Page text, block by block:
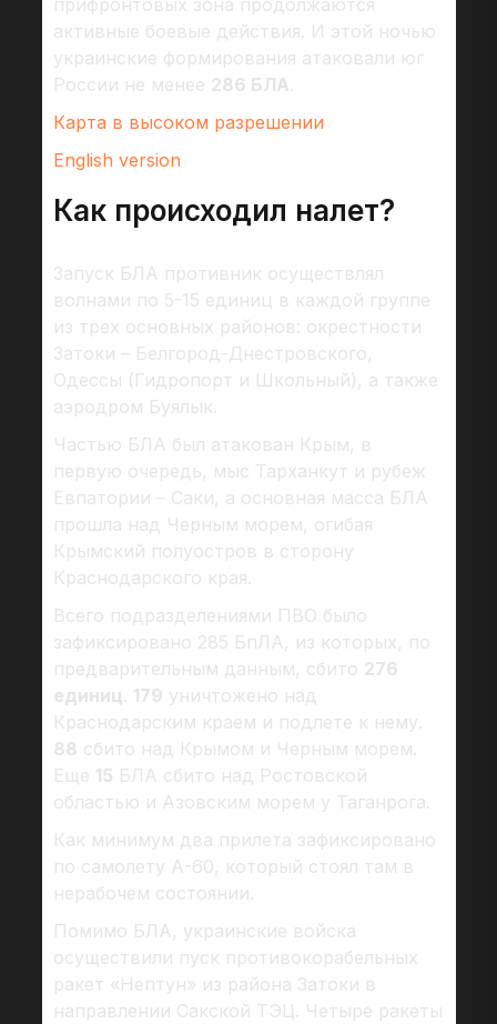
прифронтовых зона продолжаются
активные боевые действия. И этой ночью
украинские формирования атаковали юг
России не менее 286 БЛА.
Карта в высоком разрешении
English version
Как происходил налет?
Запуск БЛА противник осуществлял
волнами по 5-15 единиц в каждой группе
из трех основных районов: окрестности
Затоки – Белгород-Днестровского,
Одессы (Гидропорт и Школьный), а также
аэродром Буялык.
Частью БЛА был атакован Крым, в
первую очередь, мыс Тарханкут и рубеж
Евпатории – Саки, а основная масса БЛА
прошла над Черным морем, огибая
Крымский полуостров в сторону
Краснодарского края.
Всего подразделениями ПВО было
зафиксировано 285 БпЛА, из которых, по
предварительным данным, сбито 276
единиц. 179 уничтожено над
Краснодарским краем и подлете к нему.
88 сбито над Крымом и Черным морем.
Еще 15 БЛА сбито над Ростовской
областью и Азовским морем у Таганрога.
Как минимум два прилета зафиксировано
по самолету А-60, который стоял там в
нерабочем состоянии.
Помимо БЛА, украинские войска
осуществили пуск противокорабельных
ракет «Нептун» из района Затоки в
направлении Сакской ТЭЦ. Четыре ракеты